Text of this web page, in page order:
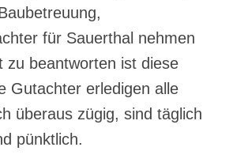
für Sauerthal nehmen
zu beantworten ist diese
Gutachter erledigen alle
überaus zügig, sind täglich
pünktlich.